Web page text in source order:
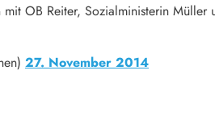
mit OB Reiter, Sozialministerin
27. November 2014